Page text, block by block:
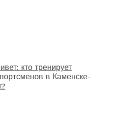
кто тренирует
в Каменске-